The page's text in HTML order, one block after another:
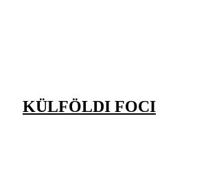
KÜLFÖLDI FOCI